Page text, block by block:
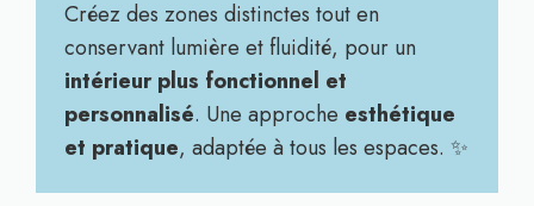
Créez des zones distinctes tout en
conservant lumière et fluidité, pour un
intérieur plus fonctionnel et
personnalisé. Une approche esthétique
et pratique, adaptée à tous les espaces. ✨